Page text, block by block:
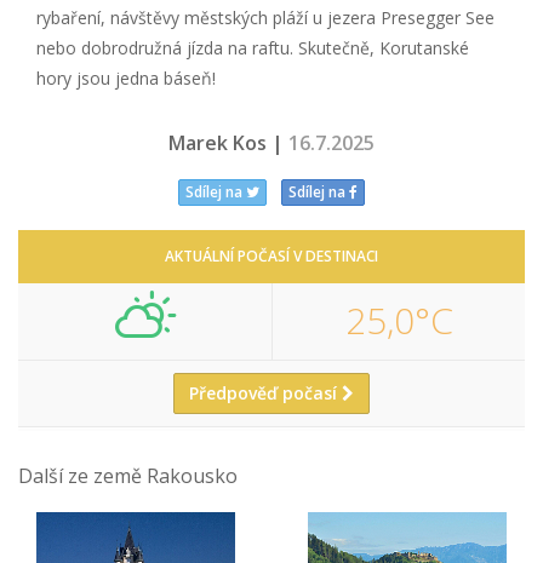
rybaření, návštěvy městských pláží u jezera Presegger See
nebo dobrodružná jízda na raftu. Skutečně, Korutanské
hory jsou jedna báseň!
Marek Kos | 16.7.2025
Sdílej na Sdílej na
AKTUÁLNÍ POČASÍ V DESTINACI
25,0°C
Předpověď počasí
Další ze země Rakousko